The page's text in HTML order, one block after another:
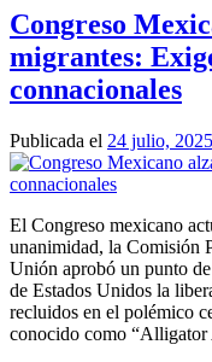
Congreso
migrantes:
connacionales
Publicada el 24 julio, 2025
El Congreso mexicano
unanimidad, la Comisión
Unión aprobó un punto
de Estados Unidos la
recluidos en el polémico
conocido como “Alligator